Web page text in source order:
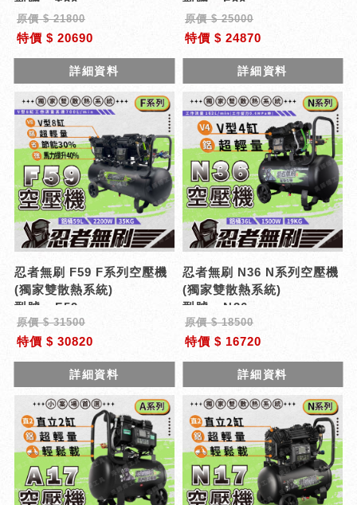
型號 : T36
原價 $ 21800
特價 $ 20690
詳細資料
型號 : F36
原價 $ 25000
特價 $ 24870
詳細資料
忍者無刷 F59 F系列空壓機
(獨家雙散熱系統)
型號 : F59
原價 $ 31500
特價 $ 30820
詳細資料
忍者無刷 N36 N系列空壓機
(獨家雙散熱系統)
型號 : N36
原價 $ 18500
特價 $ 16720
詳細資料